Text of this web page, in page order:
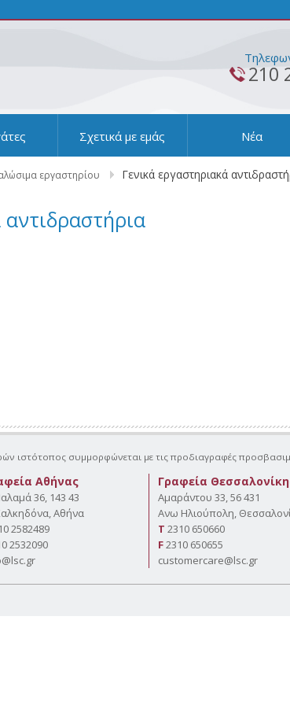
210
Σχετικά με εμάς Νέα
εργαστηρίου Γενικά εργαστηριακά
αντιδραστήρια
ιστότοπος συμμορφώνεται με τις προδιαγραφές
Αθήνας
36, 143 43
Αθήνα
2582489
2532090
Γραφεία
Αμαράντου 33, 56 431
Aνω Ηλιούπολη,
Τ 2310 650660
F2310 650655
customercare@lsc.gr